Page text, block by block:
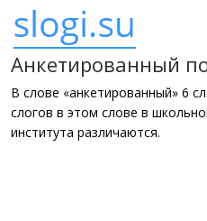
Анкетированный
В слове «анкетированный» 6
слогов в этом слове в
института различаются.